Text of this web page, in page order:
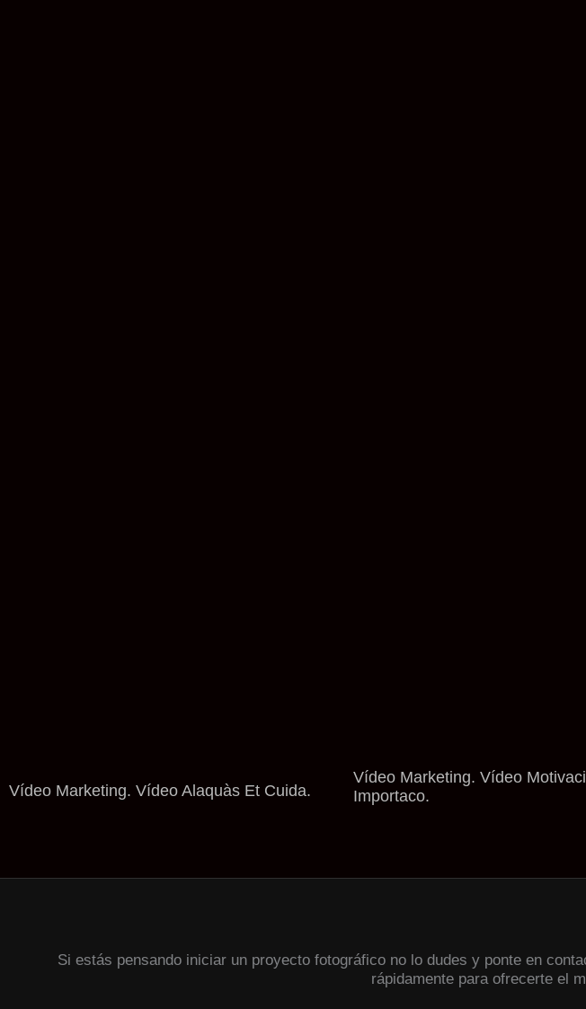
Vídeo Marketing. Vídeo Alaquàs Et Cuida.
Vídeo Marketing. Vídeo
Importaco.
Si estás pensando iniciar un proyecto fotográfico no lo dudes y ponte en
rápidamente para ofrecerte el